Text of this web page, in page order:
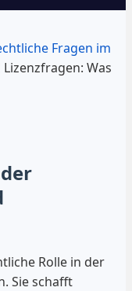
Fragen im
Was
Rolle in der
Sie schafft